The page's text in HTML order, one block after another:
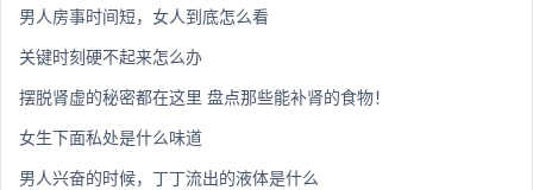
男人房事时间短，女人到底怎么看
关键时刻硬不起来怎么办
摆脱肾虚的秘密都在这里 盘点那些能补肾的食物！
女生下面私处是什么味道
男人兴奋的时候，丁丁流出的液体是什么